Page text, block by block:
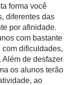
forma você
diferentes das
por afinidade.
com bastante
dificuldades,
Além de desfazer
os alunos terão
ao